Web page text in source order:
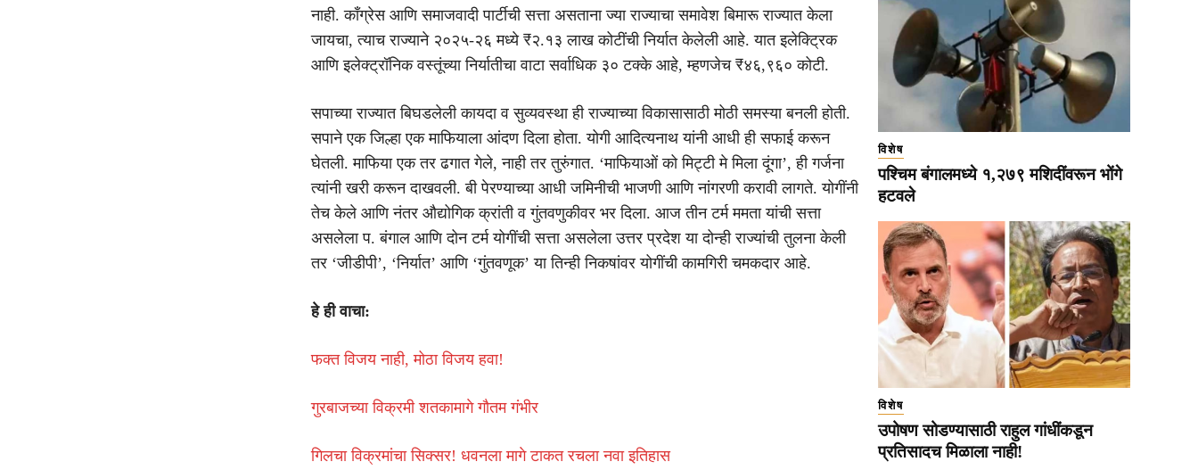
नाही. काँग्रेस आणि समाजवादी पार्टीची सत्ता असताना ज्या राज्याचा समावेश बिमारू राज्यात केला
जायचा, त्याच राज्याने २०२५-२६ मध्ये ₹२.१३ लाख कोटींची निर्यात केलेली आहे. यात इलेक्ट्रिक
आणि इलेक्ट्रॉनिक वस्तूंच्या निर्यातीचा वाटा सर्वाधिक ३० टक्के आहे, म्हणजेच ₹४६,९६० कोटी.
सपाच्या राज्यात बिघडलेली कायदा व सुव्यवस्था ही राज्याच्या विकासासाठी मोठी समस्या बनली होती.
सपाने एक जिल्हा एक माफियाला आंदण दिला होता. योगी आदित्यनाथ यांनी आधी ही सफाई करून
घेतली. माफिया एक तर ढगात गेले, नाही तर तुरुंगात. ‘माफियाओं को मिट्टी मे मिला दूंगा’, ही गर्जना
त्यांनी खरी करून दाखवली. बी पेरण्याच्या आधी जमिनीची भाजणी आणि नांगरणी करावी लागते. योगींनी
तेच केले आणि नंतर औद्योगिक क्रांती व गुंतवणुकीवर भर दिला. आज तीन टर्म ममता यांची सत्ता
असलेला प. बंगाल आणि दोन टर्म योगींची सत्ता असलेला उत्तर प्रदेश या दोन्ही राज्यांची तुलना केली
तर ‘जीडीपी’, ‘निर्यात’ आणि ‘गुंतवणूक’ या तिन्ही निकषांवर योगींची कामगिरी चमकदार आहे.
हे ही वाचा:
फक्त विजय नाही, मोठा विजय हवा!
गुरबाजच्या विक्रमी शतकामागे गौतम गंभीर
गिलचा विक्रमांचा सिक्सर! धवनला मागे टाकत रचला नवा इतिहास
विशेष
पश्चिम बंगालमध्ये १,२७९ मशिदींवरून भोंगे
हटवले
विशेष
उपोषण सोडण्यासाठी राहुल गांधींकडून
प्रतिसादच मिळाला नाही!